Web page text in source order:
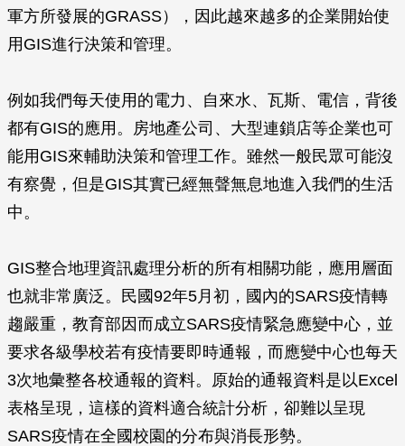
軍方所發展的GRASS），因此越來越多的企業開始使
用GIS進行決策和管理。
例如我們每天使用的電力、自來水、瓦斯、電信，背後
都有GIS的應用。房地產公司、大型連鎖店等企業也可
能用GIS來輔助決策和管理工作。雖然一般民眾可能沒
有察覺，但是GIS其實已經無聲無息地進入我們的生活
中。
GIS整合地理資訊處理分析的所有相關功能，應用層面
也就非常廣泛。民國92年5月初，國內的SARS疫情轉
趨嚴重，教育部因而成立SARS疫情緊急應變中心，並
要求各級學校若有疫情要即時通報，而應變中心也每天
3次地彙整各校通報的資料。原始的通報資料是以Excel
表格呈現，這樣的資料適合統計分析，卻難以呈現
SARS疫情在全國校園的分布與消長形勢。